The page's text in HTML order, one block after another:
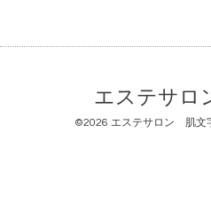
エステサ
©2026 エステサロン 肌文